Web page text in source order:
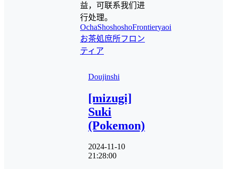
益，可联系我们进
行处理。
OchaShoshoshoFrontieryaoi
お茶処庶所フロン
ティア
Doujinshi
[mizugi]
Suki
(Pokemon)
2024-11-10
21:28:00